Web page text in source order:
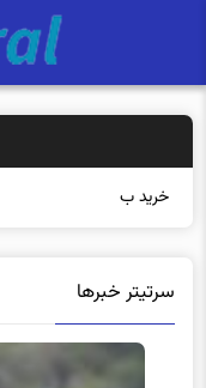
خرید بیمه: سنتی ی
سرتیتر خبرها